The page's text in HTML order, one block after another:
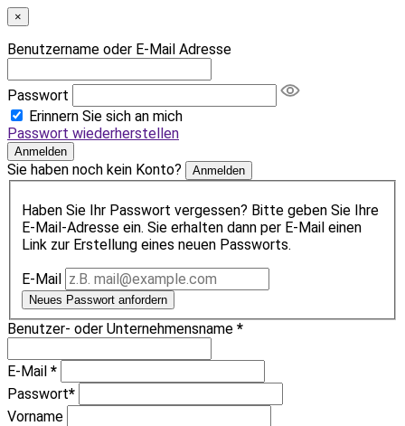
×
Benutzername oder E-Mail Adresse
Passwort
Erinnern Sie sich an mich
Passwort wiederherstellen
Anmelden
Sie haben noch kein Konto? Anmelden
Haben Sie Ihr Passwort vergessen? Bitte geben Sie Ihre
E-Mail-Adresse ein. Sie erhalten dann per E-Mail einen
Link zur Erstellung eines neuen Passworts.
E-Mail
Neues Passwort anfordern
Benutzer- oder Unternehmensname *
E-Mail *
Passwort*
Vorname